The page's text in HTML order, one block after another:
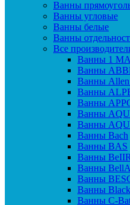
Ванны
Ванны угловые
Ванны белые
Ванны
Все
Ванны 1
Ванны
Ванны Allen
Ванны
Ванны
Ванны
Ванны
Ванны Bach
Ванны BAS
Ванны
Ванны
Ванны
Ванны
Ванны C-